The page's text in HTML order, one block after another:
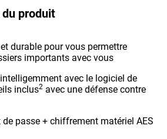
produit
durable pour vous permettre
importants avec vous
avec le logiciel de
inclus2 avec une défense contre
passe + chiffrement matériel AES